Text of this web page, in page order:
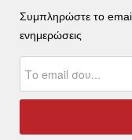
Συμπληρώστε το
ενημερώσεις